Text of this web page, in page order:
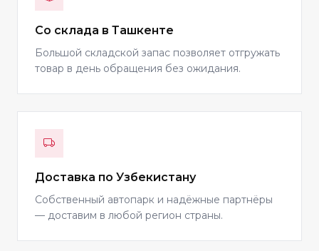
Со склада в Ташкенте
Большой складской запас позволяет отгружать
товар в день обращения без ожидания.
Доставка по Узбекистану
Собственный автопарк и надёжные партнёры
— доставим в любой регион страны.